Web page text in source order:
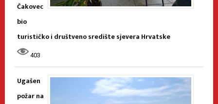
Čakovec
bio
turističko i društveno središte sjevera Hrvatske
403
Ugašen
požar na